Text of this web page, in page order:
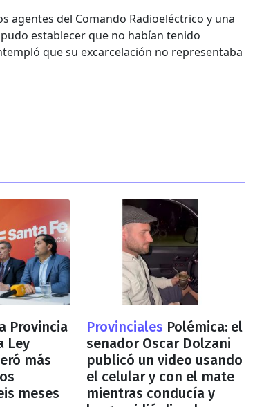
agentes del Comando Radioeléctrico y una
establecer que no habían tenido
que su excarcelación no representaba
Provincia
Ley
más
meses
Provinciales Polémica: el
senador Oscar Dolzani
publicó un video usando
el celular y con el mate
mientras conducía y